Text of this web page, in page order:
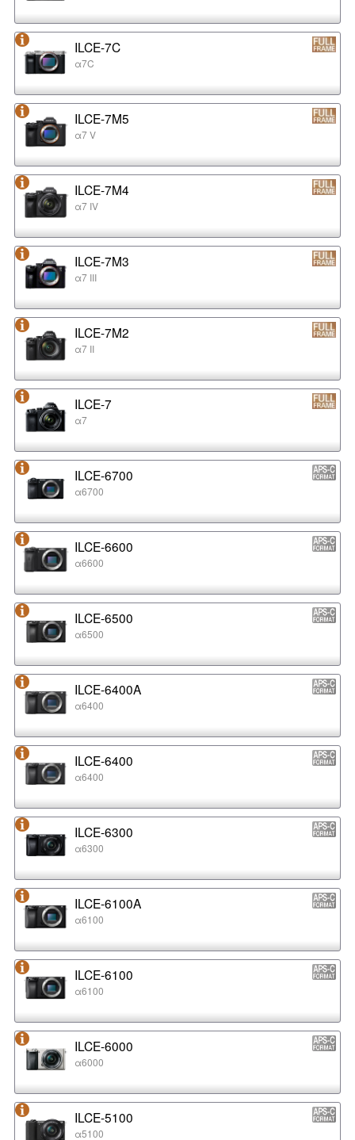
ILCE-7C
α7C
ILCE-7M5
α7 V
ILCE-7M4
α7 IV
ILCE-7M3
α7 III
ILCE-7M2
α7 II
ILCE-7
α7
ILCE-6700
α6700
ILCE-6600
α6600
ILCE-6500
α6500
ILCE-6400A
α6400
ILCE-6400
α6400
ILCE-6300
α6300
ILCE-6100A
α6100
ILCE-6100
α6100
ILCE-6000
α6000
ILCE-5100
α5100